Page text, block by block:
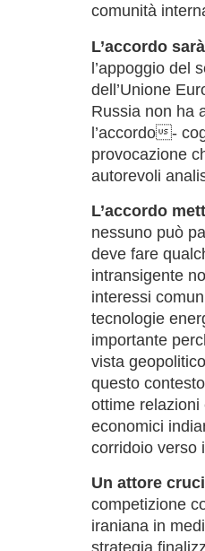
comunità
L’accordo
l’appoggio del
dell’Unione
Russia non ha
l’accordo-
provocazione
autorevoli
L’accordo
nessuno può
deve fare
intransigente
interessi
tecnologie
importante
vista
questo
ottime
economici
corridoio verso
Un attore
competizione
iraniana in